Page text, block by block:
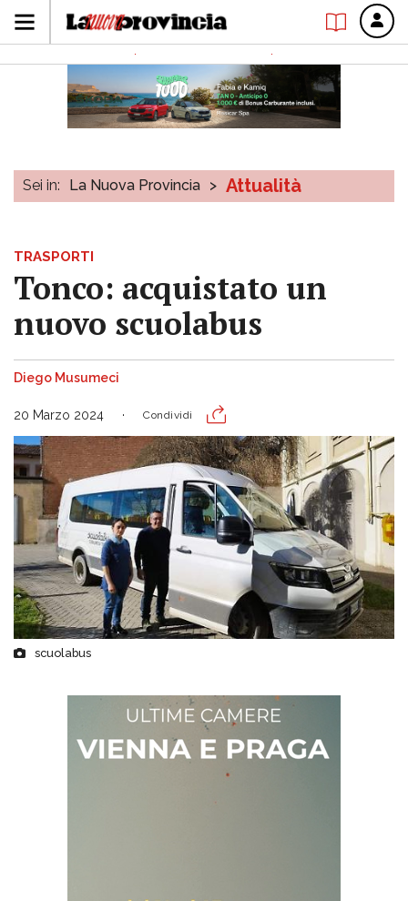
Sei in: La Nuova Provincia > Attualità
TRASPORTI
Tonco: acquistato un
nuovo scuolabus
Diego Musumeci
20 Marzo 2024 Condividi
scuolabus